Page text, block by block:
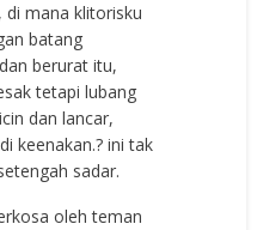
mana klitorisku
batang
berurat itu,
tetapi lubang
dan lancar,
keenakan.? ini tak
sadar.
oleh teman